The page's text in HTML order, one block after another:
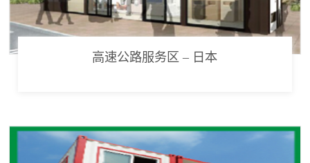
高速公路服务区 – 日本